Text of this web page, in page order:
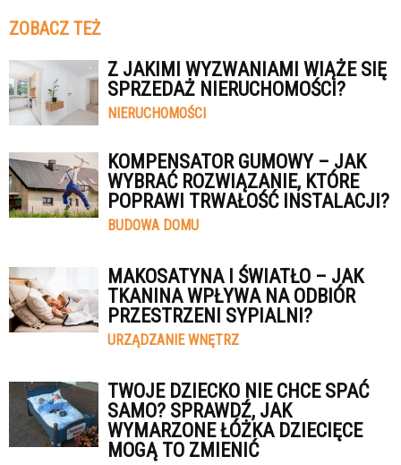
ZOBACZ TEŻ
Z JAKIMI WYZWANIAMI WIĄŻE SIĘ
SPRZEDAŻ NIERUCHOMOŚCI?
NIERUCHOMOŚCI
KOMPENSATOR GUMOWY – JAK
WYBRAĆ ROZWIĄZANIE, KTÓRE
POPRAWI TRWAŁOŚĆ INSTALACJI?
BUDOWA DOMU
MAKOSATYNA I ŚWIATŁO – JAK
TKANINA WPŁYWA NA ODBIÓR
PRZESTRZENI SYPIALNI?
URZĄDZANIE WNĘTRZ
TWOJE DZIECKO NIE CHCE SPAĆ
SAMO? SPRAWDŹ, JAK
WYMARZONE ŁÓŻKA DZIECIĘCE
MOGĄ TO ZMIENIĆ